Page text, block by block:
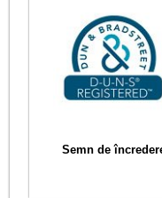
Semn de